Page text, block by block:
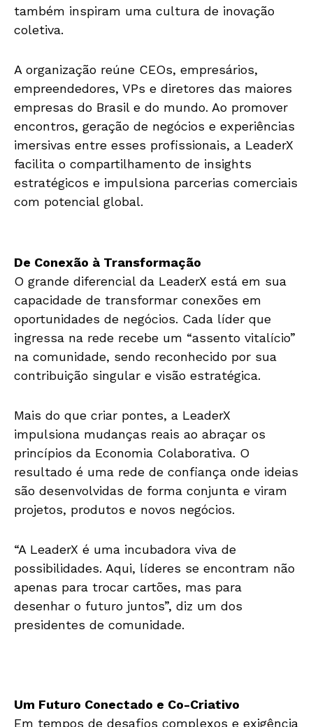
também inspiram uma cultura de inovação
coletiva.
A organização reúne CEOs, empresários,
empreendedores, VPs e diretores das maiores
empresas do Brasil e do mundo. Ao promover
encontros, geração de negócios e experiências
imersivas entre esses profissionais, a LeaderX
facilita o compartilhamento de insights
estratégicos e impulsiona parcerias comerciais
com potencial global.
De Conexão à Transformação
O grande diferencial da LeaderX está em sua
capacidade de transformar conexões em
oportunidades de negócios. Cada líder que
ingressa na rede recebe um “assento vitalício”
na comunidade, sendo reconhecido por sua
contribuição singular e visão estratégica.
Mais do que criar pontes, a LeaderX
impulsiona mudanças reais ao abraçar os
princípios da Economia Colaborativa. O
resultado é uma rede de confiança onde ideias
são desenvolvidas de forma conjunta e viram
projetos, produtos e novos negócios.
“A LeaderX é uma incubadora viva de
possibilidades. Aqui, líderes se encontram não
apenas para trocar cartões, mas para
desenhar o futuro juntos”, diz um dos
presidentes de comunidade.
Um Futuro Conectado e Co-Criativo
Em tempos de desafios complexos e exigência